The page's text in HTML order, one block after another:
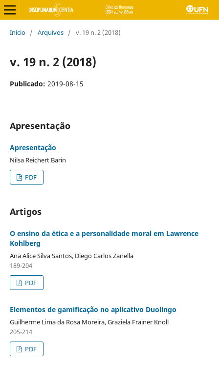
Início / Arquivos / v. 19 n. 2 (2018)
v. 19 n. 2 (2018)
Publicado: 2019-08-15
Apresentação
Apresentação
Nilsa Reichert Barin
PDF
Artigos
O ensino da ética e a personalidade moral em Lawrence
Kohlberg
Ana Alice Silva Santos, Diego Carlos Zanella
189-204
PDF
Elementos de gamificação no aplicativo Duolingo
Guilherme Lima da Rosa Moreira, Graziela Frainer Knoll
205-214
PDF